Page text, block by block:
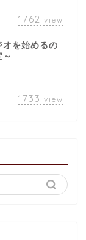
1762 view
オを始めるの
1733 view